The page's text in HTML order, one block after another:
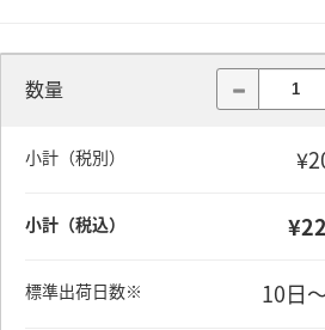
数量
小計（税別）
小計（税込）
標準出荷日数※ 10日